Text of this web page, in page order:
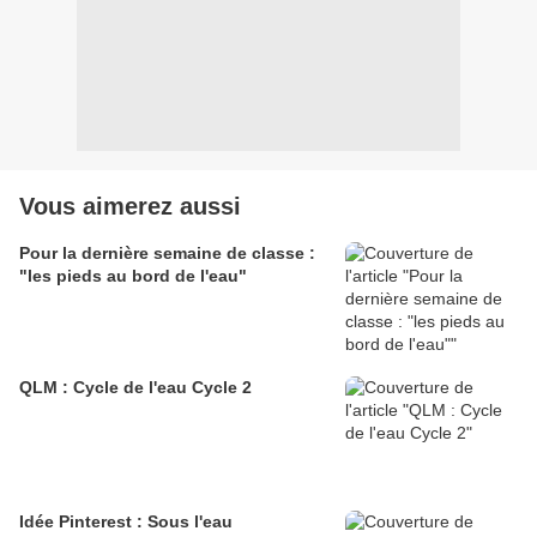
Vous aimerez aussi
Pour la dernière semaine de classe :
"les pieds au bord de l'eau"
QLM : Cycle de l'eau Cycle 2
Idée Pinterest : Sous l'eau